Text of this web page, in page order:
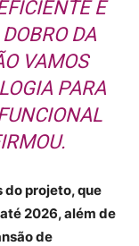
E
DA
VAMOS
PARA
do projeto, que
2026, além de
de